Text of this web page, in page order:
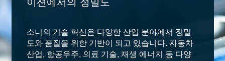
소니의 기술 혁신은 다양한 산업 분야에서 정밀
도와 품질을 위한 기반이 되고 있습니다. 자동차
산업, 항공우주, 의료 기술, 재생 에너지 등 다양